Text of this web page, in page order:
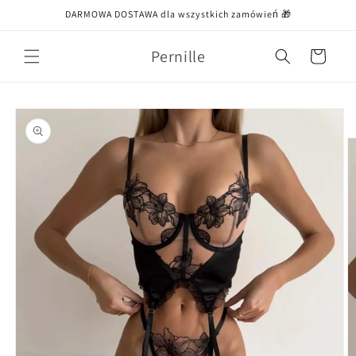
DARMOWA DOSTAWA dla wszystkich zamówień 🎁
Pernille Koszyk
informacji